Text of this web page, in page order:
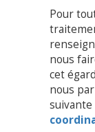
Pour
nous
cet
nous
suivante